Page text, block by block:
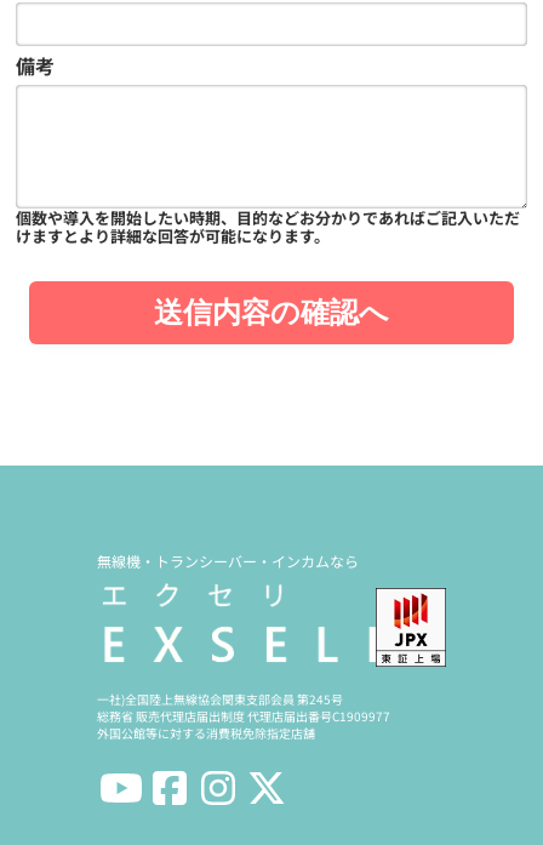
備考
個数や導入を開始したい時期、目的などお分かりであればご記入いただ
けますとより詳細な回答が可能になります。
送信内容の確認へ
無線機・トランシーバー・インカムなら
一社)全国陸上無線協会関東支部会員 第245号
総務省 販売代理店届出制度 代理店届出番号C1909977
外国公館等に対する消費税免除指定店舗